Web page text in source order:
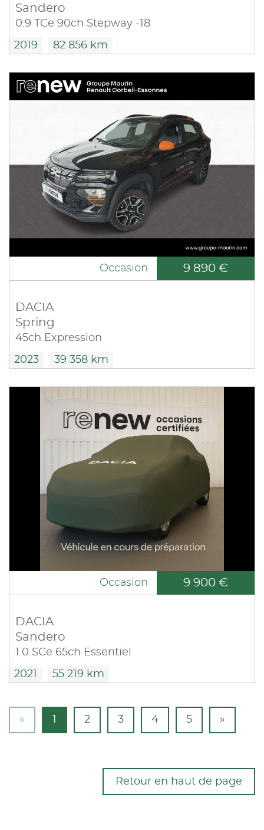
Sandero
0.9 TCe 90ch Stepway -18
2019 82 856 km
Occasion 9 890 €
DACIA
Spring
45ch Expression
2023 39 358 km
Occasion 9 900 €
DACIA
Sandero
1.0 SCe 65ch Essentiel
2021 55 219 km
« 2 3 4 5 »
Retour en haut de page